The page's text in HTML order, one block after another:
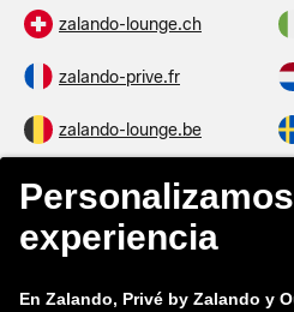
zalando-lounge.ch
zalando-prive.fr
zalando-lounge.be
zalando-lounge.fi
zalando-lounge.co.uk
zalando-prive.es